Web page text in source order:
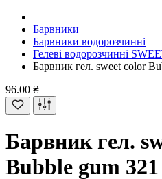
Барвники
Барвники водорозчинні
Гелеві водорозчинні
Барвник гел. sweet color
96.00 ₴
Барвник гел.
Bubble gum 321